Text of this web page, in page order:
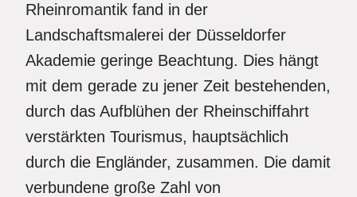
Rheinromantik fand in der
Landschaftsmalerei der Düsseldorfer
Akademie geringe Beachtung. Dies hängt
mit dem gerade zu jener Zeit bestehenden,
durch das Aufblühen der Rheinschiffahrt
verstärkten Tourismus, hauptsächlich
durch die Engländer, zusammen. Die damit
verbundene große Zahl von